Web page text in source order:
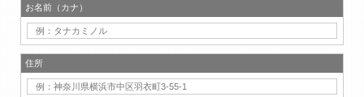
お名前（カナ）
住所